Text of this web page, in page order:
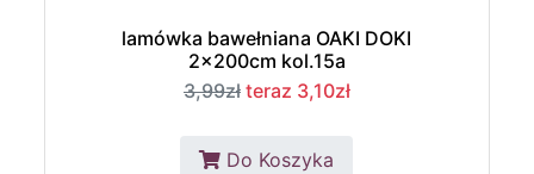
lamówka bawełniana OAKI DOKI
2x200cm kol.15a
3,99zł teraz 3,10zł
Do Koszyka